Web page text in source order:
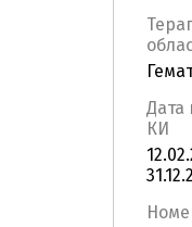
Дата
КИ